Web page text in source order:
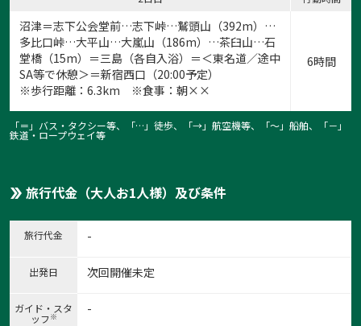
沼津＝志下公会堂前…志下峠…鷲頭山（392m）…
多比口峠…大平山…大嵐山（186m）…茶臼山…石
堂橋（15m）＝三島（各自入浴）＝＜東名道／途中
SA等で休憩＞＝新宿西口（20:00予定）
※歩行距離：6.3km ※食事：朝××
6時間
「＝」バス・タクシー等、「…」徒歩、「→」航空機等、「〜」船舶、「－」
鉄道・ロープウェイ等
旅行代金（大人お1人様）及び条件
旅行代金 -
出発日 次回開催未定
ガイド・スタ
ッフ※ -